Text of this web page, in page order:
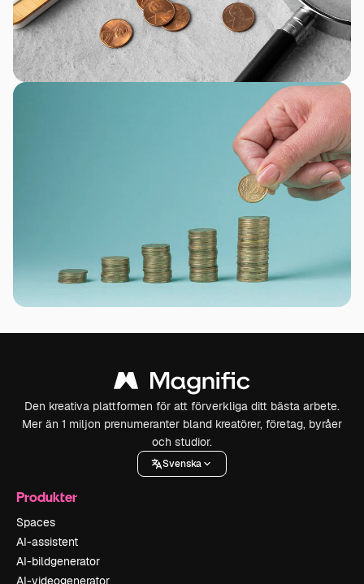
Den kreativa plattformen för att förverkliga ditt bästa arbete.
Mer än 1 miljon prenumeranter bland kreatörer, företag, byråer
och studior.
Svenska
Produkter
Spaces
AI-assistent
AI-bildgenerator